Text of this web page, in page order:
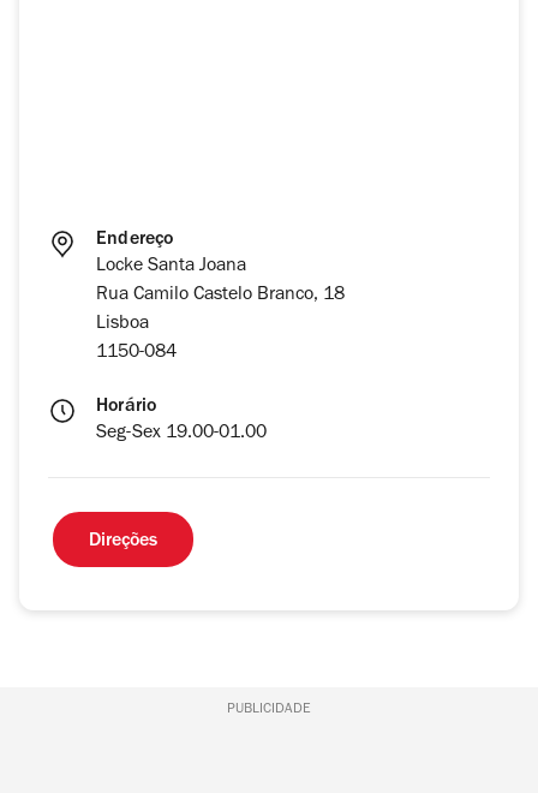
Endereço
Locke Santa Joana
Rua Camilo Castelo Branco, 18
Lisboa
1150-084
Horário
Seg-Sex 19.00-01.00
Direções
PUBLICIDADE